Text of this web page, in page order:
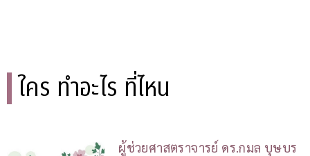
ใคร ทำอะไร ที่ไหน
ผู้ช่วยศาสตราจารย์ ดร.กมล บุษบร